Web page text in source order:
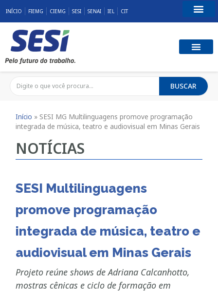
INÍCIO FIEMG CIEMG SESI SENAI IEL CIT
BUSCAR
Início » SESI MG Multilinguagens promove programação
integrada de música, teatro e audiovisual em Minas Gerais
NOTÍCIAS
SESI Multilinguagens
promove programação
integrada de música, teatro e
audiovisual em Minas Gerais
Projeto reúne shows de Adriana Calcanhotto,
mostras cênicas e ciclo de formação em